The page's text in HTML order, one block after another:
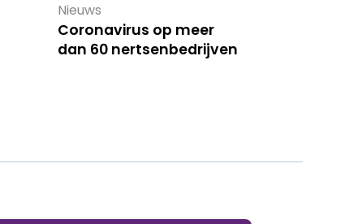
Nieuws
Coronavirus op meer
dan 60 nertsenbedrijven